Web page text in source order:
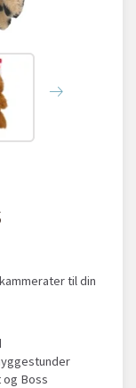
til din
og Boss